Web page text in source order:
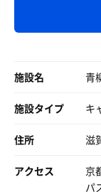
施設名 青
施設タイプ キ
住所 滋
アクセス
京
パ